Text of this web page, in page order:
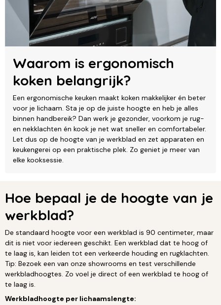
Waarom is ergonomisch
koken belangrijk?
Een ergonomische keuken maakt koken makkelijker én beter
voor je lichaam. Sta je op de juiste hoogte en heb je alles
binnen handbereik? Dan werk je gezonder, voorkom je rug-
en nekklachten én kook je net wat sneller en comfortabeler.
Let dus op de hoogte van je werkblad en zet apparaten en
keukengerei op een praktische plek. Zo geniet je meer van
elke kooksessie.
Hoe bepaal je de hoogte van je
werkblad?
De standaard hoogte voor een werkblad is 90 centimeter, maar
dit is niet voor iedereen geschikt. Een werkblad dat te hoog of
te laag is, kan leiden tot een verkeerde houding en rugklachten.
Tip: Bezoek een van onze showrooms en test verschillende
werkbladhoogtes. Zo voel je direct of een werkblad te hoog of
te laag is.
Werkbladhoogte per lichaamslengte: